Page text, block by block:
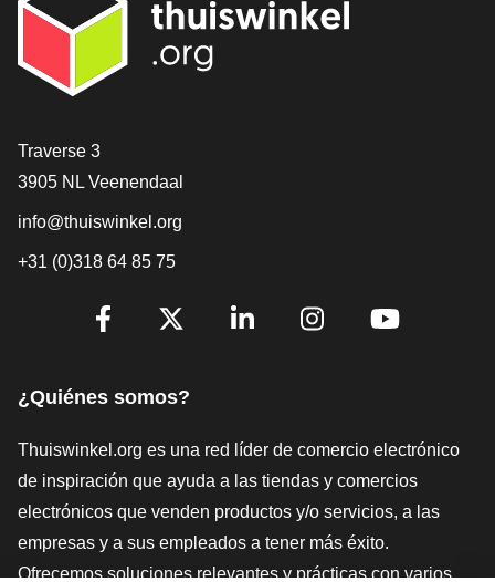
[_General:Contact]
Traverse 3
3905 NL Veenendaal
info@thuiswinkel.org
+31 (0)318 64 85 75
[_General:SocialMediaTitle]
¿Quiénes somos?
Thuiswinkel.org es una red líder de comercio electrónico
de inspiración que ayuda a las tiendas y comercios
electrónicos que venden productos y/o servicios, a las
empresas y a sus empleados a tener más éxito.
Ofrecemos soluciones relevantes y prácticas con varios